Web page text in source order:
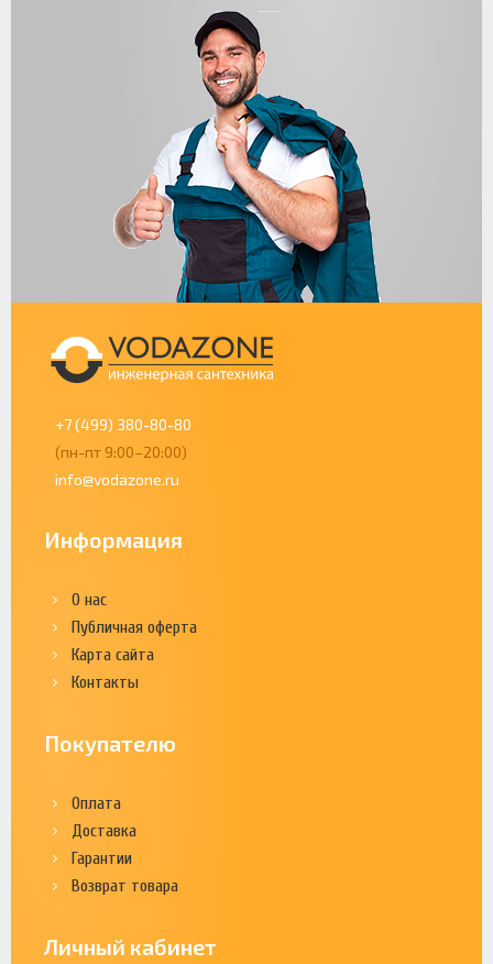
+7 (499) 380-80-80
(пн-пт 9:00–20:00)
info@vodazone.ru
Информация
О нас
Публичная оферта
Карта сайта
Контакты
Покупателю
Оплата
Доставка
Гарантии
Возврат товара
Личный кабинет